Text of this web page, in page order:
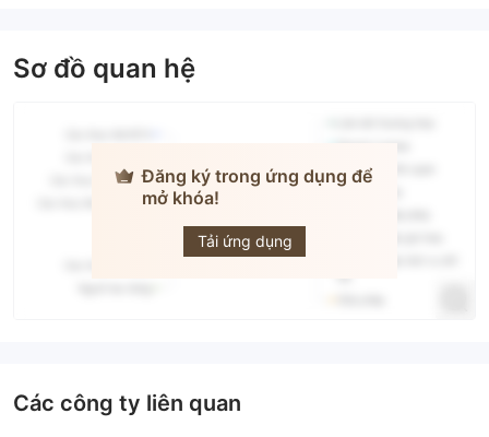
Sơ đồ quan hệ
Đăng ký trong ứng dụng để
mở khóa!
Tải ứng dụng
Các công ty liên quan